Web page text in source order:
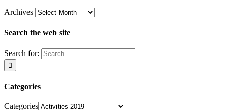
Archives
Search the web site
Search for:
Categories
Categories